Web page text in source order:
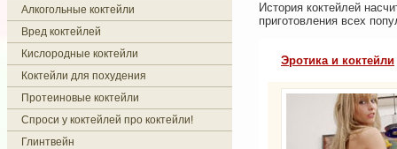
Алкогольные коктейли
Вред коктейлей
Кислородные коктейли
Коктейли для похудения
Протеиновые коктейли
Спроси у коктейлей про коктейли!
Глинтвейн
История коктейлей
приготовления всех
Эротика и коктейли